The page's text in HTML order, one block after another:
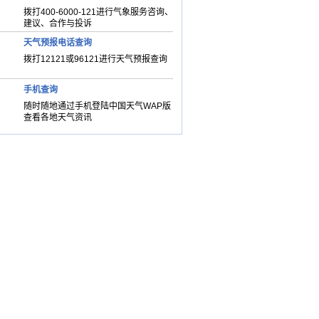
拨打400-6000-121进行气象服务咨询、
建议、合作与投诉
天气预报电话查询
拨打12121或96121进行天气预报查询
手机查询
随时随地通过手机登陆中国天气WAP版
查看各地天气资讯